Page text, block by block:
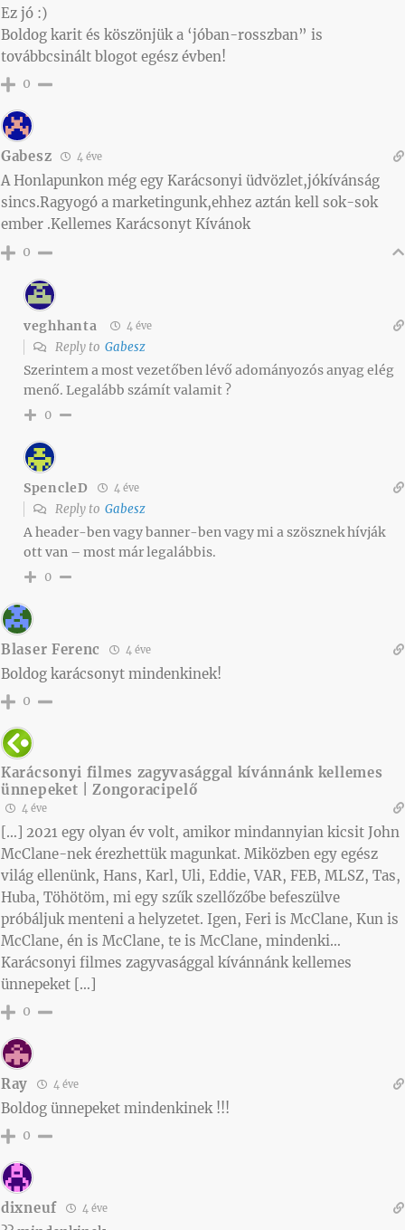
Ez jó :)
Boldog karit és köszönjük a ‘jóban-rosszban” is
továbbcsinált blogot egész évben!
0
Gabesz 4 éve
A Honlapunkon még egy Karácsonyi üdvözlet,jókívánság
sincs.Ragyogó a marketingunk,ehhez aztán kell sok-sok
ember .Kellemes Karácsonyt Kívánok
0
veghhanta 4 éve
Reply to Gabesz
Szerintem a most vezetőben lévő adományozós anyag elég
menő. Legalább számít valamit ?
0
SpencleD 4 éve
Reply to Gabesz
A header-ben vagy banner-ben vagy mi a szösznek hívják
ott van – most már legalábbis.
0
Blaser Ferenc 4 éve
Boldog karácsonyt mindenkinek!
0
Karácsonyi filmes zagyvasággal kívánnánk kellemes
ünnepeket | Zongoracipelő
4 éve
[…] 2021 egy olyan év volt, amikor mindannyian kicsit John
McClane-nek érezhettük magunkat. Miközben egy egész
világ ellenünk, Hans, Karl, Uli, Eddie, VAR, FEB, MLSZ, Tas,
Huba, Töhötöm, mi egy szűk szellőzőbe befeszülve
próbáljuk menteni a helyzetet. Igen, Feri is McClane, Kun is
McClane, én is McClane, te is McClane, mindenki…
Karácsonyi filmes zagyvasággal kívánnánk kellemes
ünnepeket […]
0
Ray 4 éve
Boldog ünnepeket mindenkinek !!!
0
dixneuf 4 éve